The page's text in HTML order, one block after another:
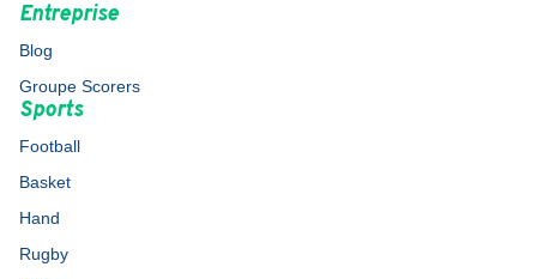
Entreprise
Blog
Groupe Scorers
Sports
Football
Basket
Hand
Rugby